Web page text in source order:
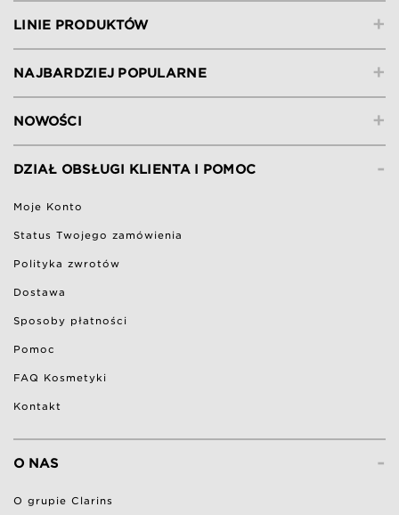
+
LINIE PRODUKTÓW
+
NAJBARDZIEJ POPULARNE
+
NOWOŚCI
-
DZIAŁ OBSŁUGI KLIENTA I POMOC
Moje Konto
Status Twojego zamówienia
Polityka zwrotów
Dostawa
Sposoby płatności
Pomoc
FAQ Kosmetyki
Kontakt
-
O NAS
O grupie Clarins